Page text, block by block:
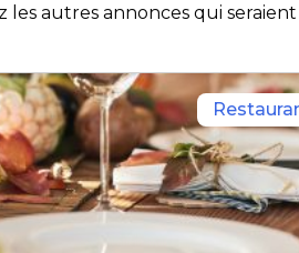
les autres annonces qui